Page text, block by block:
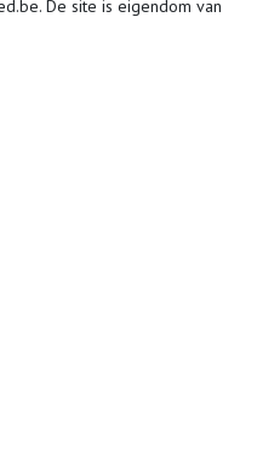
De site is eigendom van